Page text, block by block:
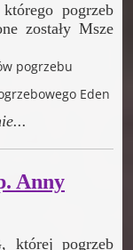
pogrzeb
zostały Msze
pogrzebu
Eden
...
Anny
, której pogrzeb